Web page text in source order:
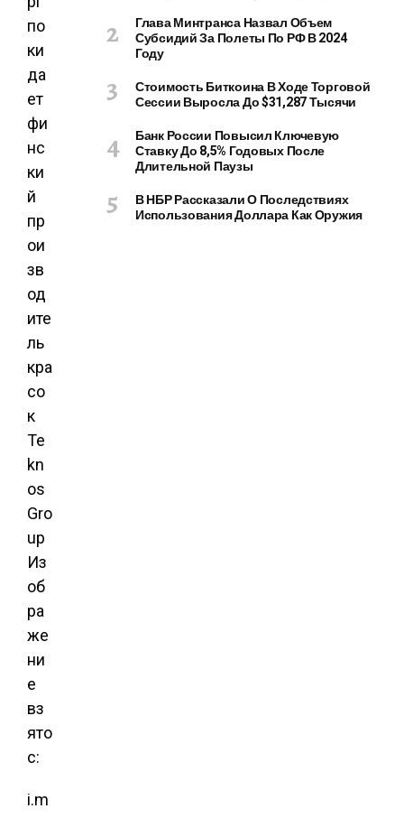
Из
об
ра
же
ни
е
вз
ято
с:
i.m
Глава Минтранса Назвал Объем
Субсидий За Полеты По РФ В 2024
Году
Стоимость Биткоина В Ходе Торговой
Сессии Выросла До $31,287 Тысячи
Банк России Повысил Ключевую
Ставку До 8,5% Годовых После
Длительной Паузы
В НБР Рассказали О Последствиях
Использования Доллара Как Оружия